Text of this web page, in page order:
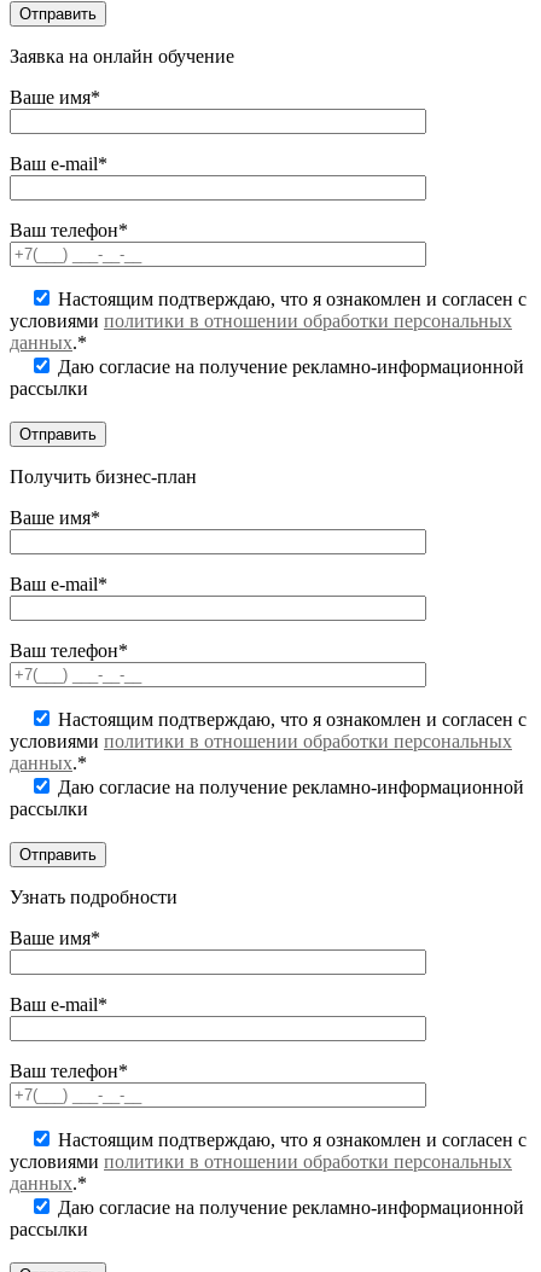
Заявка на онлайн обучение
Ваше имя*
Ваш e-mail*
Ваш телефон*
Настоящим подтверждаю, что я ознакомлен и согласен с
условиями политики в отношении обработки персональных
данных.*
Даю согласие на получение рекламно-информационной
рассылки
Получить бизнес-план
Ваше имя*
Ваш e-mail*
Ваш телефон*
Настоящим подтверждаю, что я ознакомлен и согласен с
условиями политики в отношении обработки персональных
данных.*
Даю согласие на получение рекламно-информационной
рассылки
Узнать подробности
Ваше имя*
Ваш e-mail*
Ваш телефон*
Настоящим подтверждаю, что я ознакомлен и согласен с
условиями политики в отношении обработки персональных
данных.*
Даю согласие на получение рекламно-информационной
рассылки